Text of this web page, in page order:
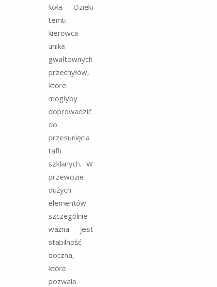
koła. Dzięki
temu
kierowca
unika
gwałtownych
przechyłów,
które
mogłyby
doprowadzić
do
przesunięcia
tafli
szklanych. W
przewozie
dużych
elementów
szczególnie
ważna jest
stabilność
boczna,
która
pozwala